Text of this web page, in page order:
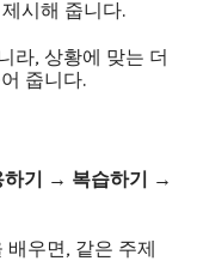
시해 줍니다.
라, 상황에 맞는 더
줍니다.
기 → 복습하기 →
배우면, 같은 주제